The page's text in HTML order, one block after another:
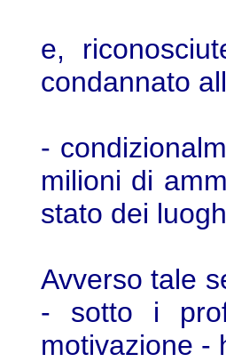
e,
condannato
-
milioni di
stato dei
Avverso tale
- sotto i
motivazione -